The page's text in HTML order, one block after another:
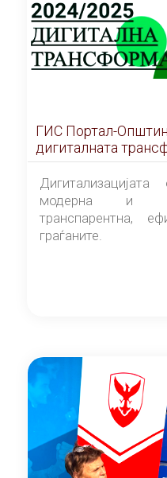
ГИС Портал-
дигиталната
модерна и
транспарентна,
граѓаните.